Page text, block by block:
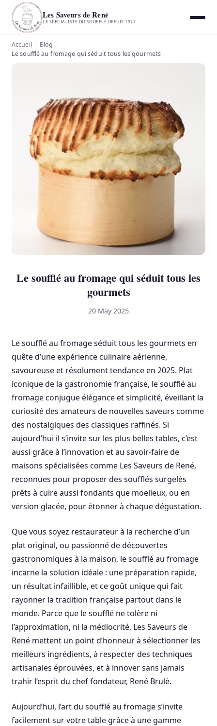
Les Saveurs de René
LE SPÉCIALISTE DU SOUFFLÉ DEPUIS 1977
Accueil › Blog ›
Le soufflé au fromage qui séduit tous les gourmets
Le soufflé au fromage qui séduit tous les
gourmets
20 May 2025
Le soufflé au fromage séduit tous les gourmets en
quête d’une expérience culinaire aérienne,
savoureuse et résolument tendance en 2025. Plat
iconique de la gastronomie française, le soufflé au
fromage conjugue élégance et simplicité, éveillant la
curiosité des amateurs de nouvelles saveurs comme
des nostalgiques des classiques raffinés. Si
aujourd’hui il s’invite sur les plus belles tables, c’est
aussi grâce à l’innovation et au savoir-faire de
maisons spécialisées comme Les Saveurs de René,
reconnues pour proposer des soufflés surgelés
prêts à cuire aussi fondants que moelleux, ou en
version glacée, pour étonner à chaque dégustation.
Que vous soyez restaurateur à la recherche d’un
plat original, ou passionné de découvertes
gastronomiques à la maison, le soufflé au fromage
incarne la solution idéale : une préparation rapide,
un résultat infaillible, et ce goût unique qui fait
rayonner la tradition française partout dans le
monde. Parce que le soufflé ne tolère ni
l’approximation, ni la médiocrité, Les Saveurs de
René mettent un point d’honneur à sélectionner les
meilleurs ingrédients, à respecter des techniques
artisanales éprouvées, et à innover sans jamais
trahir l’esprit du chef fondateur, René Brulé.
Aujourd’hui, l’art du soufflé au fromage s’invite
facilement sur votre table grâce à une gamme